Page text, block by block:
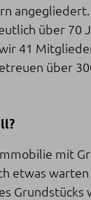
über
41
über
mit